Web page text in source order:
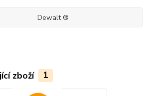
Dewalt ®
zboží 1